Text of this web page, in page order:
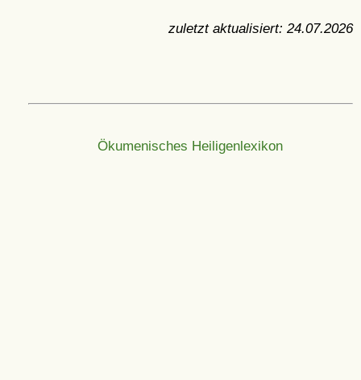
zuletzt aktualisiert: 24.07.2026
Ökumenisches Heiligenlexikon